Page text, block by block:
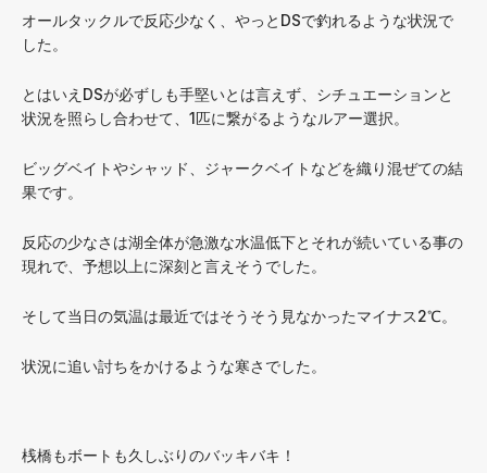
オールタックルで反応少なく、やっとDSで釣れるような状況で
した。
とはいえDSが必ずしも手堅いとは言えず、シチュエーションと
状況を照らし合わせて、1匹に繋がるようなルアー選択。
ビッグベイトやシャッド、ジャークベイトなどを織り混ぜての結
果です。
反応の少なさは湖全体が急激な水温低下とそれが続いている事の
現れで、予想以上に深刻と言えそうでした。
そして当日の気温は最近ではそうそう見なかったマイナス2℃。
状況に追い討ちをかけるような寒さでした。
桟橋もボートも久しぶりのバッキバキ！